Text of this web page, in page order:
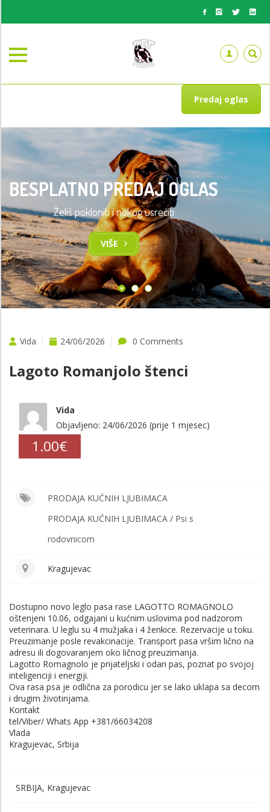
Predaj oglas
BESPLATNO PREDAJ OGLAS
Želiš pokloniti i nekog usrećiti
VIŠE
Vida 24/06/2026 0 Comments
Lagoto Romanjolo štenci
Vida
Objavljeno: 24/06/2026 (prije 1 mjesec)
1.00€
PRODAJA KUĆNIH LJUBIMACA
PRODAJA KUĆNIH LJUBIMACA / Psi s
rodovnicom
Kragujevac
Dostupno novo leglo pasa rase LAGOTTO ROMAGNOLO
oštenjeni 10.06, odgajani u kućnim uslovima pod nadzorom
veterinara. U leglu su 4 mužjaka i 4 ženkice. Rezervacije u toku.
Preuzimanje posle revakcinacije. Transport pasa vršim lično na
adresu ili dogovaranjem oko ličnog preuzimanja.
Lagotto Romagnolo je prijateljski i odan pas, poznat po svojoj
inteligenciji i energiji.
Ova rasa psa je odlična za porodicu jer se lako uklapa sa decom
i drugim životinjama.
Kontakt
tel/Viber/ Whats App +381/66034208
Vlada
Kragujevac, Srbija
SRBIJA, Kragujevac